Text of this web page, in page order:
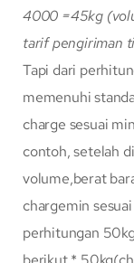
4000 =45kg
tarif pengiriman
Tapi dari
memenuhi
charge sesuai
contoh, setelah
volume,berat
chargemin
perhitungan